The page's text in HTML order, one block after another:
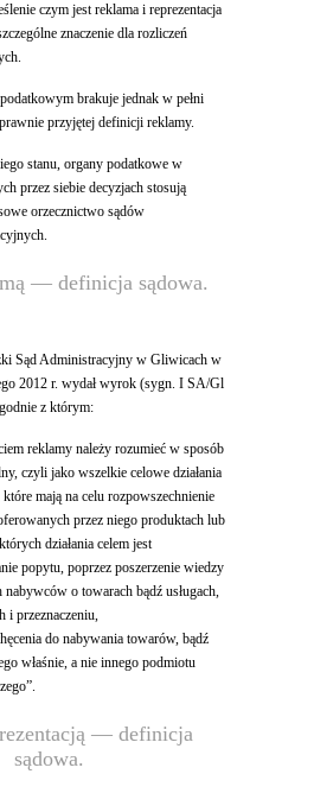
czym jest reklama i reprezentacja
znaczenie dla rozliczeń
brakuje jednak w pełni
przyjętej definicji reklamy.
stanu, organy podatkowe w
przez siebie decyzjach stosują
orzecznictwo sądów
— definicja sądowa.
Sąd Administracyjny w Gliwicach w
2012 r. wydał wyrok (sygn. I SA/Gl
z którym:
reklamy należy rozumieć w sposób
czyli jako wszelkie celowe działania
mają na celu rozpowszechnienie
przez niego produktach lub
działania celem jest
popytu, poprzez poszerzenie wiedzy
nabywców o towarach bądź usługach,
i przeznaczeniu,
do nabywania towarów, bądź
właśnie, a nie innego podmiotu
— definicja
sądowa.